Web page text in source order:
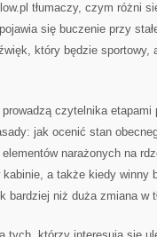
tłumaczy, czym różni
się buczenie przy
który będzie sportowy,
czytelnika
jak ocenić stan
narażonych na
a także kiedy winny
bardziej niż duża zmiana w